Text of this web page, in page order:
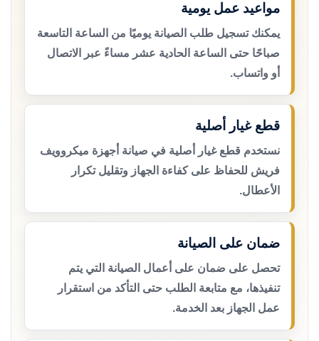
مواعيد عمل يومية
يمكنك تسجيل طلب الصيانة يوميًا من الساعة التاسعة
صباحًا حتى الساعة الحادية عشر مساءً عبر الاتصال
أو واتساب.
قطع غيار أصلية
نستخدم قطع غيار أصلية في صيانة أجهزة ميكروويف
فريش للحفاظ على كفاءة الجهاز وتقليل تكرار
الأعطال.
ضمان على الصيانة
تحصل على ضمان على أعمال الصيانة التي يتم
تنفيذها، مع متابعة الطلب حتى التأكد من استقرار
عمل الجهاز بعد الخدمة.